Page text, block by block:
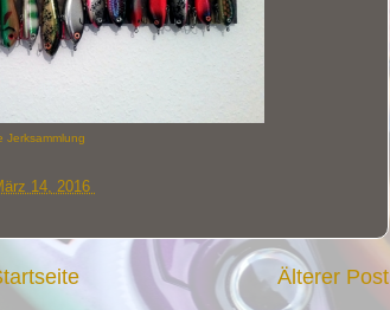
Jerksammlung
14, 2016
Älterer Post